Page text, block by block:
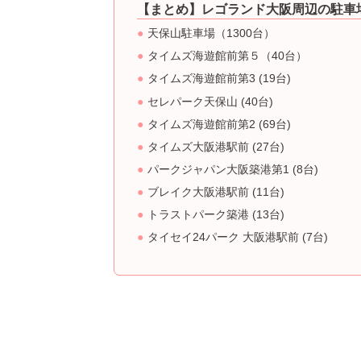
【まとめ】レゴランド大阪周辺の駐車
天保山駐車場（1300台）
タイムズ海遊館前第５（40台）
タイムズ海遊館前第3 (19台)
セレパーク天保山 (40台)
タイムズ海遊館前第2 (69台)
タイムズ大阪港駅前 (27台)
パークジャパン大阪築港第1 (8台)
ブレイク大阪港駅前 (11台)
トラストパーク築港 (13台)
タイセイ24パーク 大阪港駅前 (7台)